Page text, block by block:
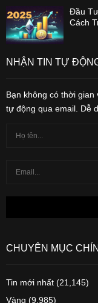
Đầu
Cách
NHẬN TIN TỰ
Bạn không có thời gian
tự động qua email. Dễ
CHUYÊN MỤC
Tin mới nhất (21,145)
Vàng (9,985)